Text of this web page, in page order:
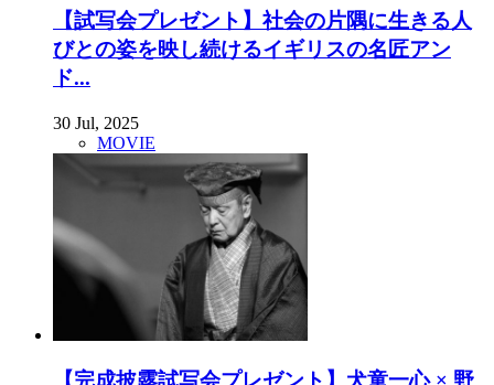
【試写会プレゼント】社会の片隅に生きる人
びとの姿を映し続けるイギリスの名匠アン
ド...
30 Jul, 2025
MOVIE
【完成披露試写会プレゼント】犬童一心 × 野